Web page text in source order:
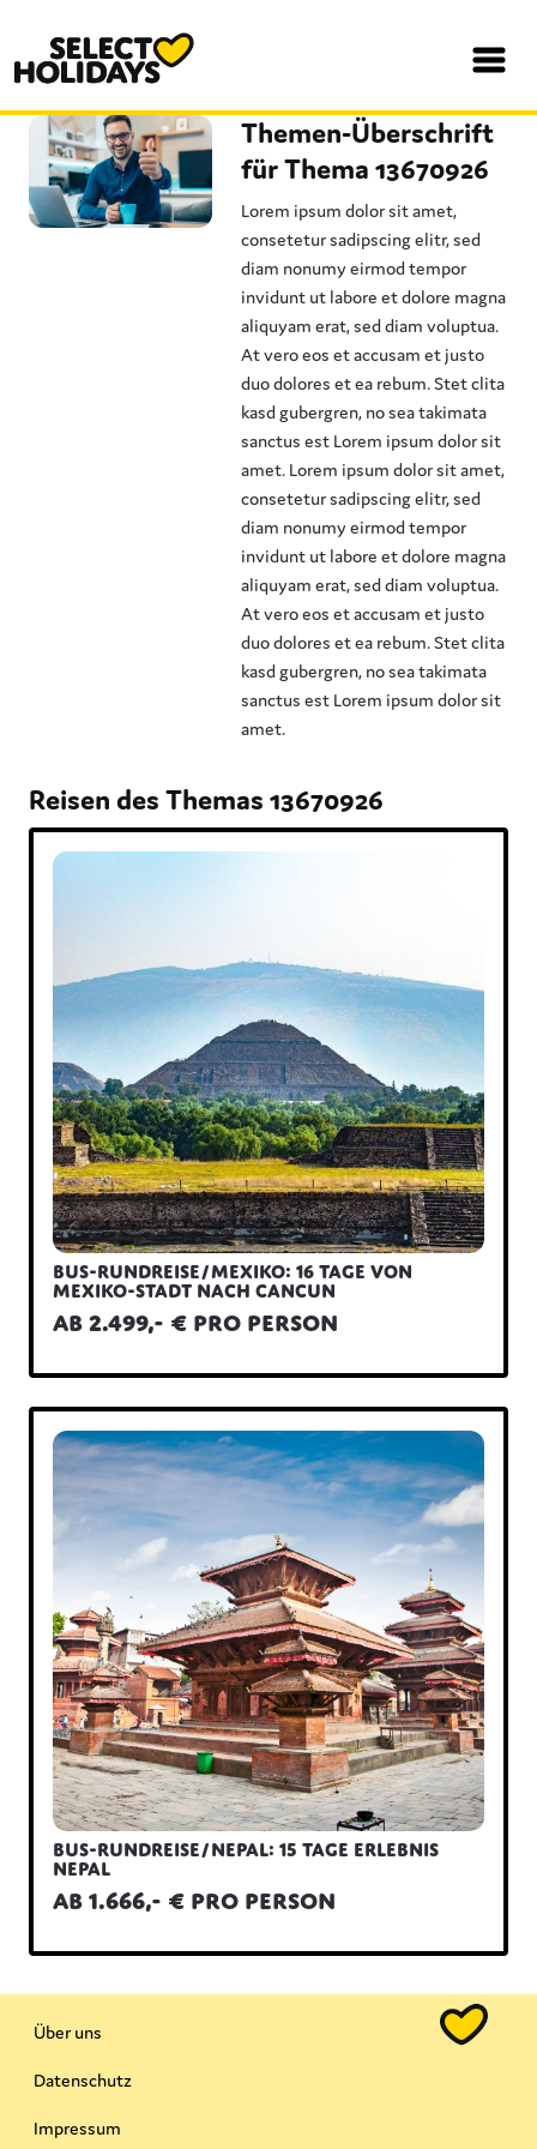
Themen-Überschrift
für Thema 13670926
Lorem ipsum dolor sit amet,
consetetur sadipscing elitr, sed
diam nonumy eirmod tempor
invidunt ut labore et dolore magna
aliquyam erat, sed diam voluptua.
At vero eos et accusam et justo
duo dolores et ea rebum. Stet clita
kasd gubergren, no sea takimata
sanctus est Lorem ipsum dolor sit
amet. Lorem ipsum dolor sit amet,
consetetur sadipscing elitr, sed
diam nonumy eirmod tempor
invidunt ut labore et dolore magna
aliquyam erat, sed diam voluptua.
At vero eos et accusam et justo
duo dolores et ea rebum. Stet clita
kasd gubergren, no sea takimata
sanctus est Lorem ipsum dolor sit
amet.
Reisen des Themas 13670926
Bus-Rundreise/Mexiko: 16 Tage von
Mexiko-Stadt nach Cancun
ab 2.499,- € pro Person
Bus-Rundreise/Nepal: 15 Tage Erlebnis
Nepal
ab 1.666,- € pro Person
Über uns
Datenschutz
Impressum